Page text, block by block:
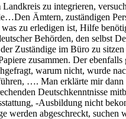
zu integrieren,
Ämtern, zuständigen
zu erledigen ist, Hilfe
Behörden, den selbst
Zuständige im Büro zu
zusammen. Der
warum nicht, wurde
…. Man erklärte mir
Deutschkenntnisse
-Ausbildung nicht
werden abgeschreckt,